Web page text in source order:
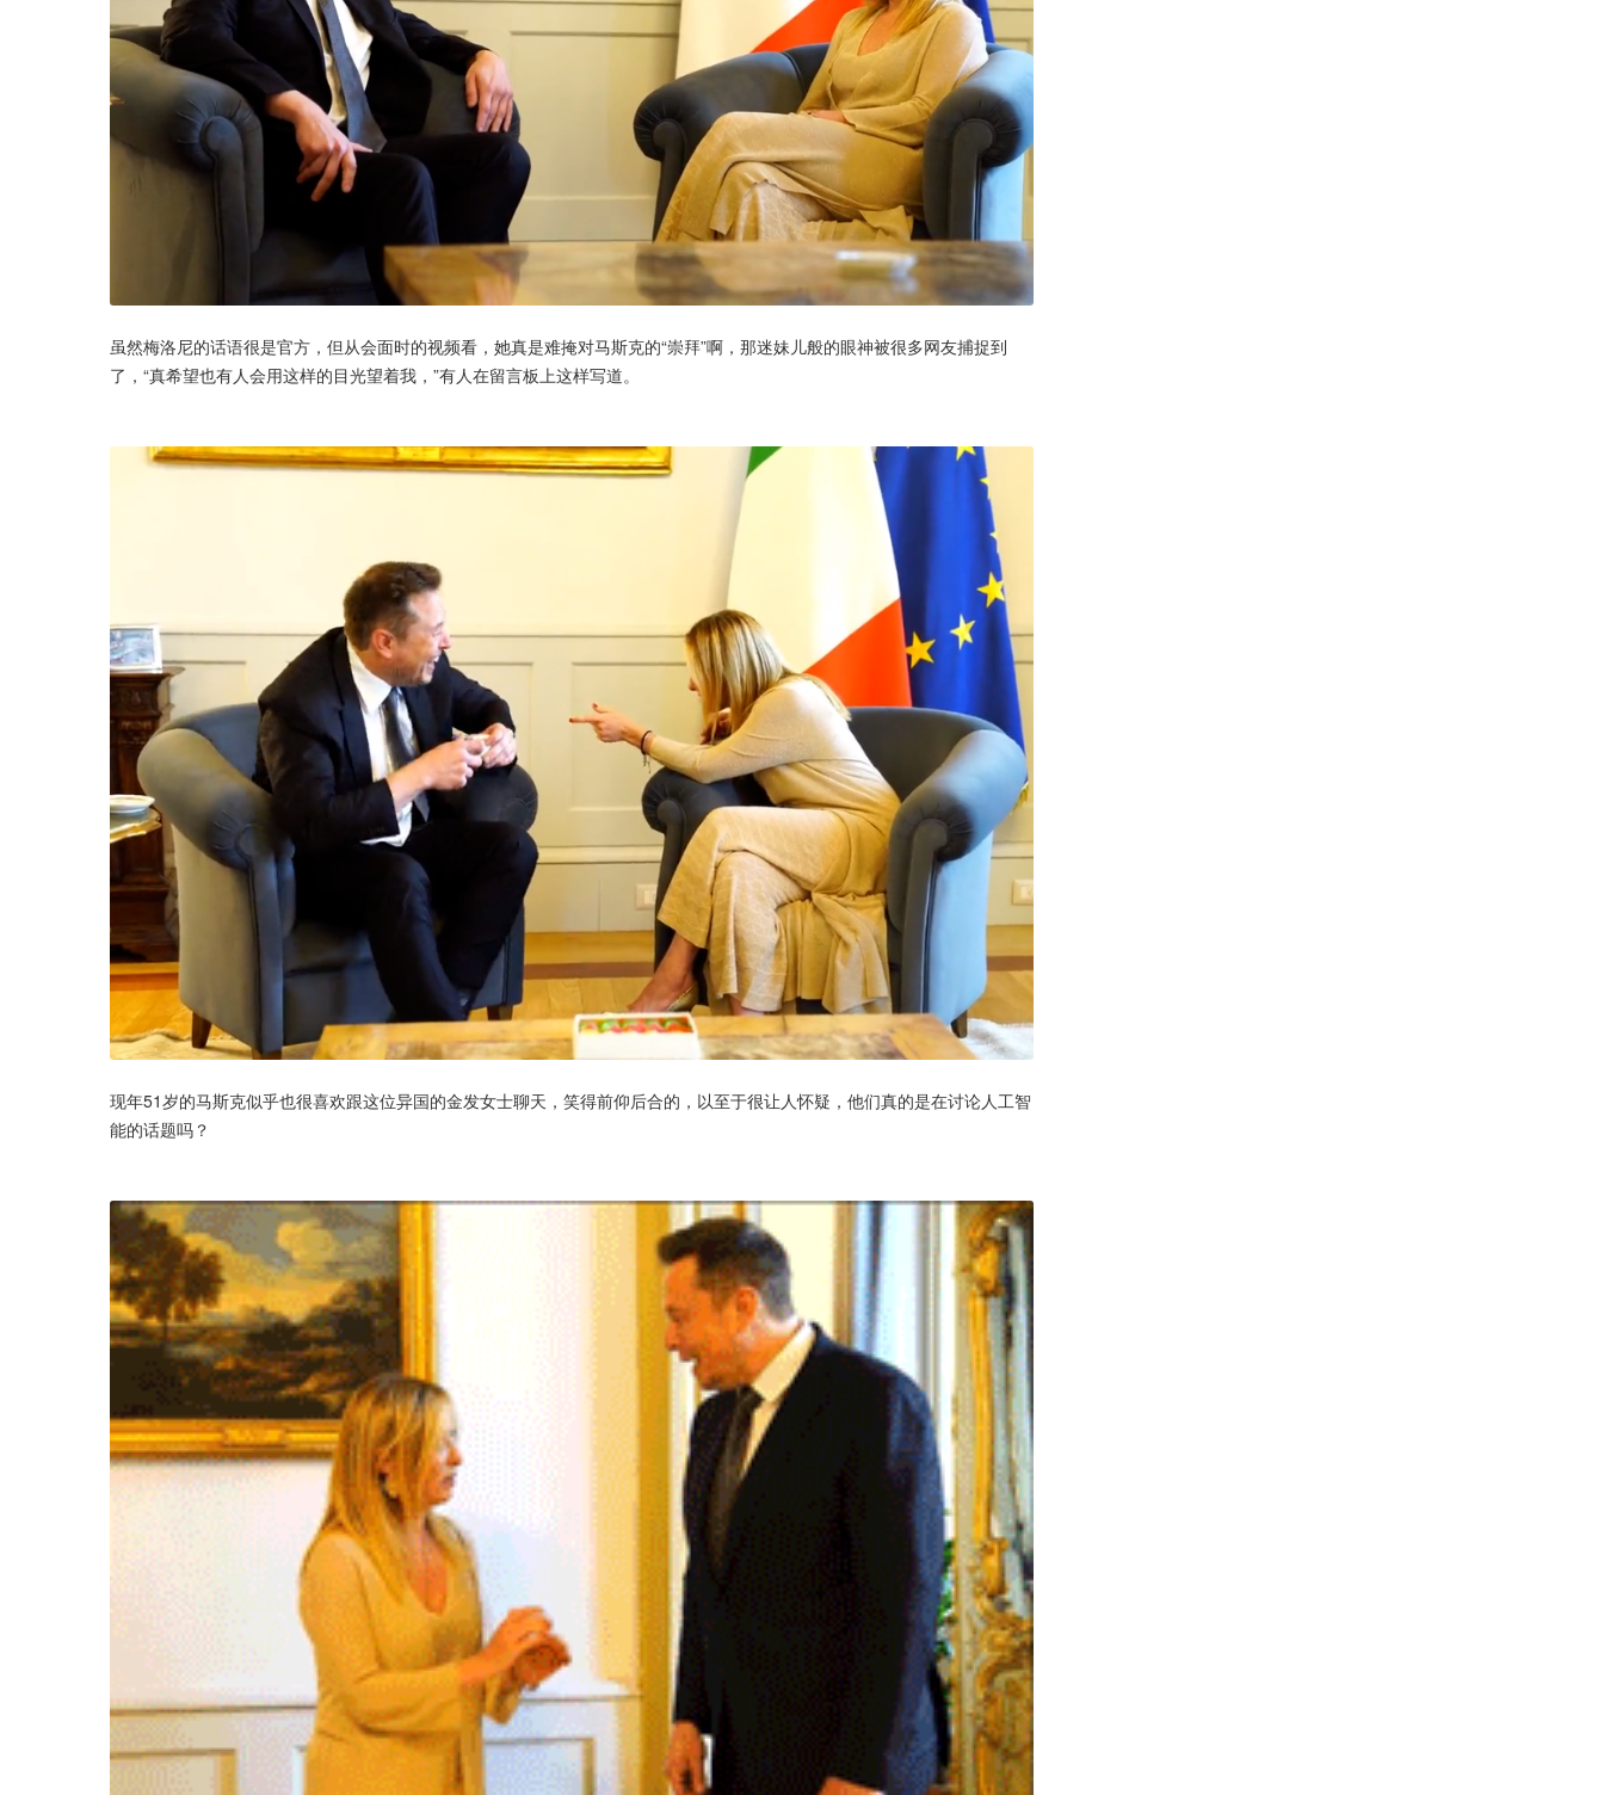
虽然梅洛尼的话语很是官方，但从会面时的视频看，她真是难掩对马斯克的“崇拜”啊，那迷妹儿般的眼神被很多网友捕捉到
了，“真希望也有人会用这样的目光望着我，”有人在留言板上这样写道。
现年51岁的马斯克似乎也很喜欢跟这位异国的金发女士聊天，笑得前仰后合的，以至于很让人怀疑，他们真的是在讨论人工智
能的话题吗？